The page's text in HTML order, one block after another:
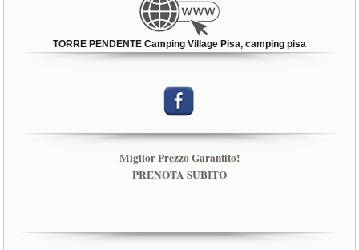
TORRE PENDENTE Camping Village Pisa, camping pisa
Miglior Prezzo Garantito!
PRENOTA SUBITO